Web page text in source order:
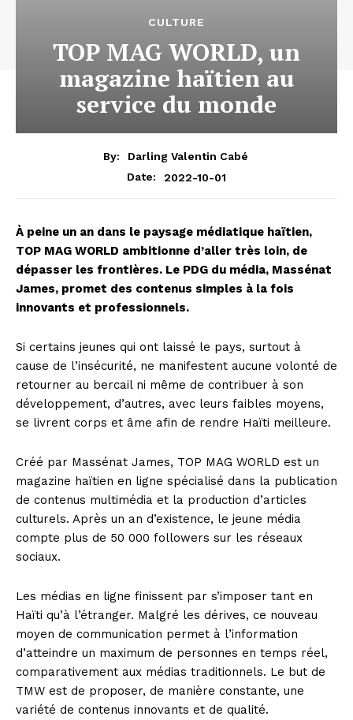
CULTURE
TOP MAG WORLD, un
magazine haïtien au
service du monde
By:
Darling Valentin Cabé
Date:
2022-10-01
À peine un an dans le paysage médiatique haïtien,
TOP MAG WORLD ambitionne d’aller très loin, de
dépasser les frontières. Le PDG du média, Massénat
James, promet des contenus simples à la fois
innovants et professionnels.
Si certains jeunes qui ont laissé le pays, surtout à
cause de l’insécurité, ne manifestent aucune volonté de
retourner au bercail ni même de contribuer à son
développement, d’autres, avec leurs faibles moyens,
se livrent corps et âme afin de rendre Haïti meilleure.
Créé par Massénat James, TOP MAG WORLD est un
magazine haïtien en ligne spécialisé dans la publication
de contenus multimédia et la production d’articles
culturels. Après un an d’existence, le jeune média
compte plus de 50 000 followers sur les réseaux
sociaux.
Les médias en ligne finissent par s’imposer tant en
Haïti qu’à l’étranger. Malgré les dérives, ce nouveau
moyen de communication permet à l’information
d’atteindre un maximum de personnes en temps réel,
comparativement aux médias traditionnels. Le but de
TMW est de proposer, de manière constante, une
variété de contenus innovants et de qualité.